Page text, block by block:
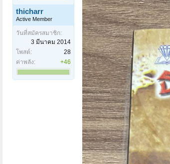
thicharr
Active Member
วันที่สมัครสมาชิก:
3 มีนาคม 2014
โพสต์:
28
ค่าพลัง:
+46